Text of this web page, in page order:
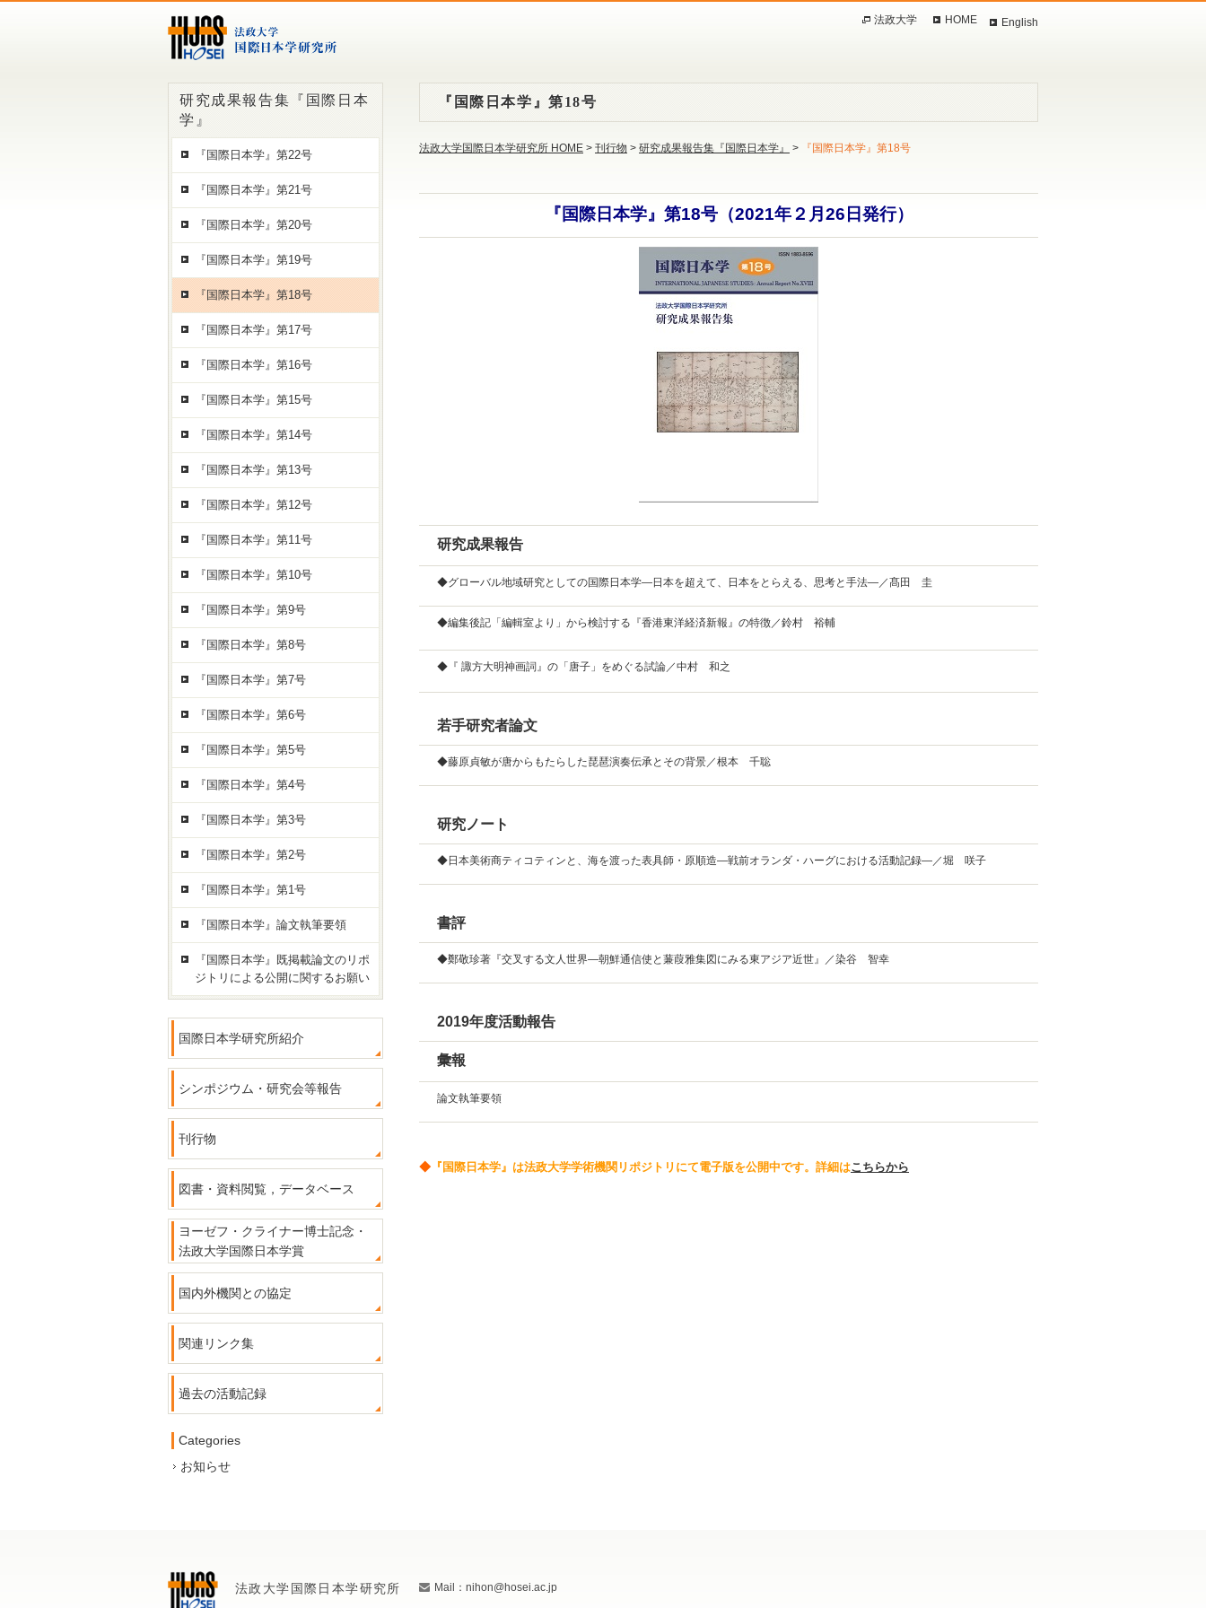
English
法政大学 HOME
『国際日本学』第18号
法政大学国際日本学研究所 HOME > 刊行物 > 研究成果報告集『国際日本学』 > 『国際日本学』第18号
『国際日本学』第18号（2021年２月26日発行）
研究成果報告
◆グローバル地域研究としての国際日本学―日本を超えて、日本をとらえる、思考と手法―／髙田 圭
◆編集後記「編輯室より」から検討する『香港東洋経済新報』の特徴／鈴村 裕輔
◆『 諏方大明神画詞』の「唐子」をめぐる試論／中村 和之
若手研究者論文
◆藤原貞敏が唐からもたらした琵琶演奏伝承とその背景／根本 千聡
研究ノート
◆日本美術商ティコティンと、海を渡った表具師・原順造―戦前オランダ・ハーグにおける活動記録―／堀 咲子
書評
◆鄭敬珍著『交叉する文人世界―朝鮮通信使と蒹葭雅集図にみる東アジア近世』／染谷 智幸
2019年度活動報告
彙報
論文執筆要領
◆ 『国際日本学』は法政大学学術機関リポジトリにて電子版を公開中です。詳細はこちらから
研究成果報告集『国際日本
学』
『国際日本学』第22号
『国際日本学』第21号
『国際日本学』第20号
『国際日本学』第19号
『国際日本学』第18号
『国際日本学』第17号
『国際日本学』第16号
『国際日本学』第15号
『国際日本学』第14号
『国際日本学』第13号
『国際日本学』第12号
『国際日本学』第11号
『国際日本学』第10号
『国際日本学』第9号
『国際日本学』第8号
『国際日本学』第7号
『国際日本学』第6号
『国際日本学』第5号
『国際日本学』第4号
『国際日本学』第3号
『国際日本学』第2号
『国際日本学』第1号
『国際日本学』論文執筆要領
『国際日本学』既掲載論文のリポ
ジトリによる公開に関するお願い
国際日本学研究所紹介
シンポジウム・研究会等報告
刊行物
図書・資料閲覧，データベース
ヨーゼフ・クライナー博士記念・
法政大学国際日本学賞
国内外機関との協定
関連リンク集
過去の活動記録
Categories
お知らせ
法政大学国際日本学研究所 Mail：nihon@hosei.ac.jp